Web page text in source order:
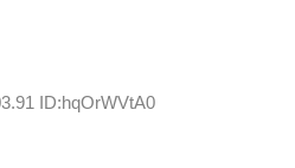
ID:hqOrWVtA0